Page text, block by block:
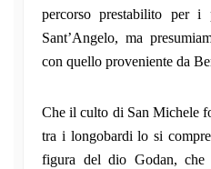
percorso prestabilito per
Sant’Angelo, ma
con quello proveniente da
Che il culto di San Michele
tra i longobardi lo si
figura del dio Godan, che